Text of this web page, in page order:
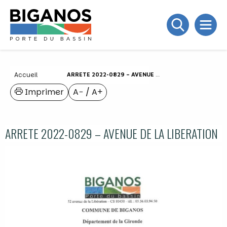
Accueil ARRETE 2022-0829 – AVENUE DE LA LIBERATION
A− / A+
Imprimer
ARRETE 2022-0829 – AVENUE DE LA LIBERATION